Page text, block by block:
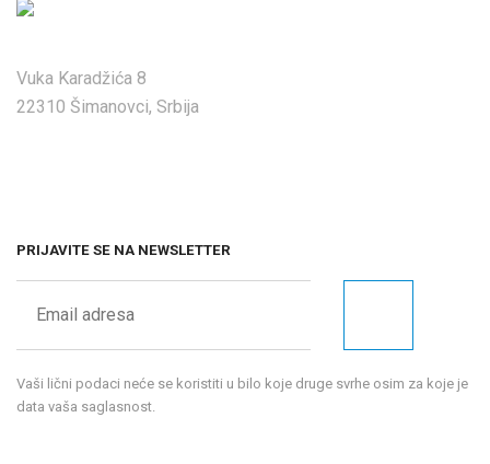
Vuka Karadžića 8
22310 Šimanovci, Srbija
PRIJAVITE SE NA NEWSLETTER
Vaši lični podaci neće se koristiti u bilo koje druge svrhe osim za koje je
data vaša saglasnost.